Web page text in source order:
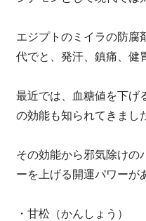
エジプトのミイラの防腐
代でと、発汗、鎮痛、健
最近では、血糖値を下げ
の効能も知られてきまし
その効能から邪気除けの
ーを上げる開運パワーが
・甘松（かんしょう）